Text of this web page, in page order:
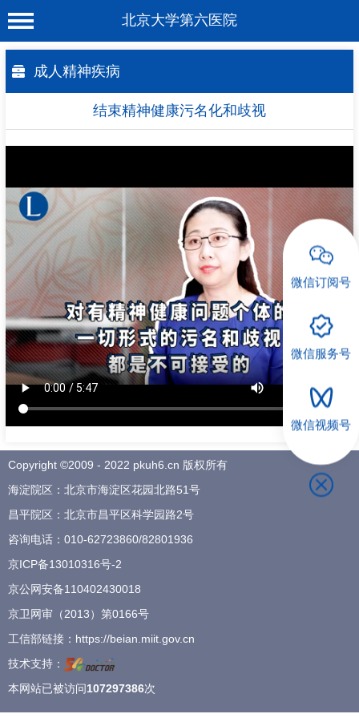
北京大学第六医院
医院概况
专家介绍
就诊服务
科学研究
教育培训
健康科普
合作支援
招聘专栏
成人精神疾病
结束精神健康污名化和歧视
Copyright ©2009 - 2022 pkuh6.cn 版权所有
海淀院区：北京市海淀区花园北路51号
昌平院区：北京市昌平区科学园路2号
咨询电话： 010-62723860/82801936
京ICP备13010316号-2
京公网安备110402430018
京卫网审（2013）第0166号
工信部链接： https://beian.miit.gov.cn
技术支持：
本网站已被访问107297386次
微信订阅号
微信服务号
微信视频号